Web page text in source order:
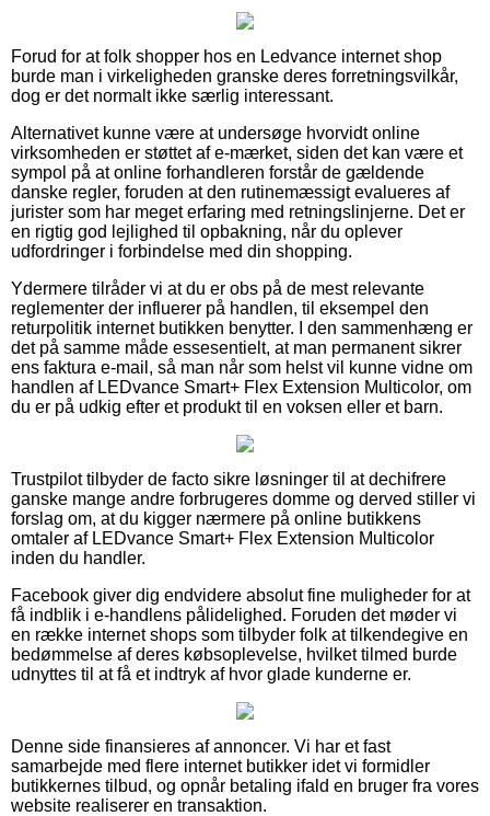
Forud for at folk shopper hos en Ledvance internet shop
burde man i virkeligheden granske deres forretningsvilkår,
dog er det normalt ikke særlig interessant.
Alternativet kunne være at undersøge hvorvidt online
virksomheden er støttet af e-mærket, siden det kan være et
sympol på at online forhandleren forstår de gældende
danske regler, foruden at den rutinemæssigt evalueres af
jurister som har meget erfaring med retningslinjerne. Det er
en rigtig god lejlighed til opbakning, når du oplever
udfordringer i forbindelse med din shopping.
Ydermere tilråder vi at du er obs på de mest relevante
reglementer der influerer på handlen, til eksempel den
returpolitik internet butikken benytter. I den sammenhæng er
det på samme måde essesentielt, at man permanent sikrer
ens faktura e-mail, så man når som helst vil kunne vidne om
handlen af LEDvance Smart+ Flex Extension Multicolor, om
du er på udkig efter et produkt til en voksen eller et barn.
Trustpilot tilbyder de facto sikre løsninger til at dechifrere
ganske mange andre forbrugeres domme og derved stiller vi
forslag om, at du kigger nærmere på online butikkens
omtaler af LEDvance Smart+ Flex Extension Multicolor
inden du handler.
Facebook giver dig endvidere absolut fine muligheder for at
få indblik i e-handlens pålidelighed. Foruden det møder vi
en række internet shops som tilbyder folk at tilkendegive en
bedømmelse af deres købsoplevelse, hvilket tilmed burde
udnyttes til at få et indtryk af hvor glade kunderne er.
Denne side finansieres af annoncer. Vi har et fast
samarbejde med flere internet butikker idet vi formidler
butikkernes tilbud, og opnår betaling ifald en bruger fra vores
website realiserer en transaktion.